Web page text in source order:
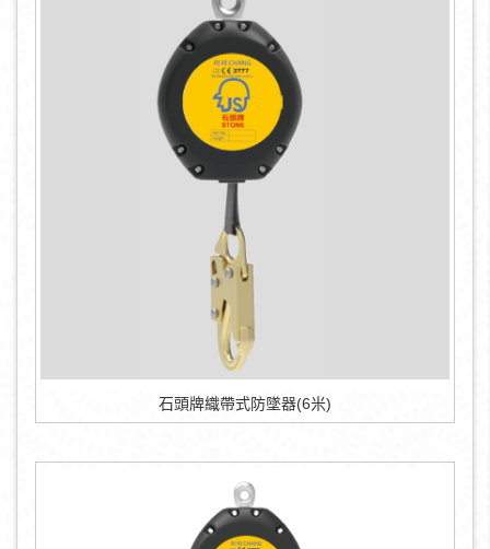
石頭牌織帶式防墜器(6米)